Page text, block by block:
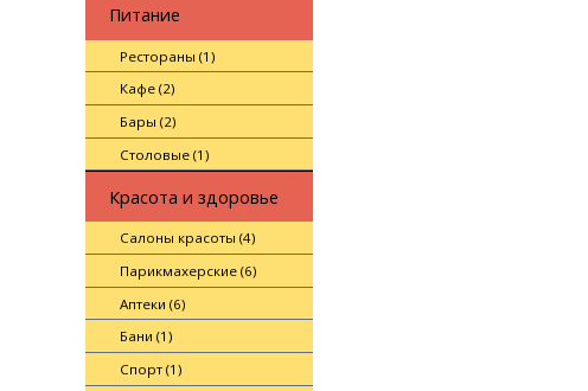
Питание
Рестораны (1)
Кафе (2)
Бары (2)
Столовые (1)
Красота и здоровье
Салоны красоты (4)
Парикмахерские (6)
Аптеки (6)
Бани (1)
Спорт (1)